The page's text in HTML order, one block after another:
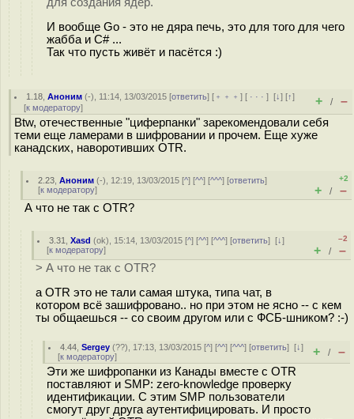
И вообще Go - это не дяра печь, это для того для чего
жабба и C# ...
Так что пусть живёт и пасётся :)
1.18 ,Аноним (-), 11:14, 13/03/2015 [ответить] [ ﹢﹢﹢] [ · · ·][↓] [↑]
[к модератору] + / –
Btw, отечественные "циферпанки" зарекомендовали себя
теми еще ламерами в шифровании и прочем. Еще хуже
канадских, наворотивших OTR.
2.23 ,Аноним (-), 12:19, 13/03/2015 [^] [^^] [^^^] [ответить]
[к модератору]
+2
+ / –
А что не так с OTR?
3.31 ,Xasd (ok), 15:14, 13/03/2015 [^] [^^] [^^^] [ответить][↓]
[к модератору]
–2
+ / –
> А что не так с OTR?
а OTR это не тали самая штука, типа чат, в
котором всё зашифровано.. но при этом не ясно -- с кем
ты общаешься -- со своим другом или с ФСБ-шником? :-)
4.44 ,Sergey (??), 17:13, 13/03/2015 [^] [^^] [^^^] [ответить][↓]
[к модератору] + / –
Эти же шифропанки из Канады вместе с OTR
поставляют и SMP: zero-knowledge проверку
идентификации. С этим SMP пользователи
смогут друг друга аутентифицировать. И просто